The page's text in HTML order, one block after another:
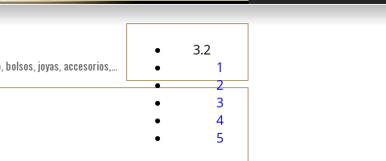
3.2
1
2
3
4
5